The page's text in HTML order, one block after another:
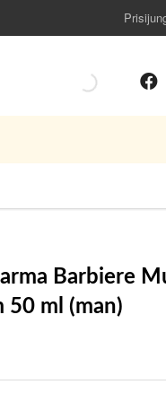
Barbiere
50 ml (man)